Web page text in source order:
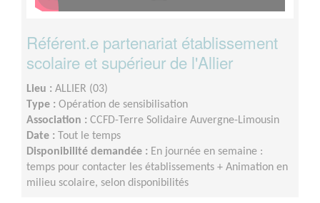
Référent.e partenariat établissement
scolaire et supérieur de l'Allier
Lieu : ALLIER (03)
Type : Opération de sensibilisation
Association : CCFD-Terre Solidaire Auvergne-Limousin
Date : Tout le temps
Disponibilité demandée : En journée en semaine :
temps pour contacter les établissements + Animation en
milieu scolaire, selon disponibilités